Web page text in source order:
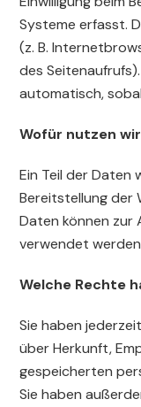
Systeme erfasst.
(z. B.
des
automatisch,
Wofür nutzen
Ein Teil der Daten
Bereitstellung der
Daten können zur
verwendet
Welche Rechte
Sie haben
über Herkunft,
gespeicherten
Sie haben